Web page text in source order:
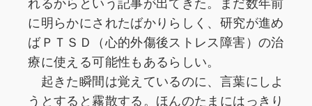
に明らかにされたばかりらしく、研究が進め
ばＰＴＳＤ（心的外傷後ストレス障害）の治
療に使える可能性もあるらしい。
起きた瞬間は覚えているのに、言葉にしよ
うとすると霧散する。ほんのたまにはっきり